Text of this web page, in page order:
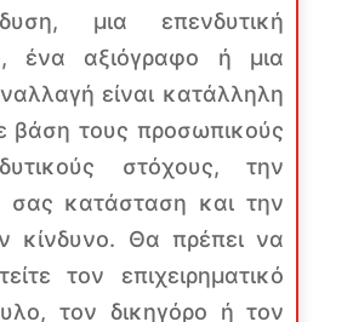
μια επενδυτική
ένα αξιόγραφο ή μια
είναι κατάλληλη
βάση τους προσωπικούς
στόχους, την
σας κατάσταση και την
κίνδυνο. Θα πρέπει να
τον επιχειρηματικό
τον δικηγόρο ή τον